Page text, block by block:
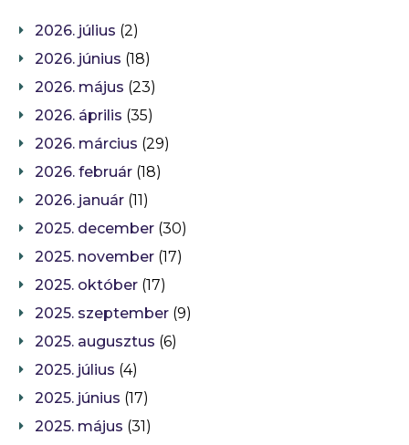
2026. július (2)
2026. június (18)
2026. május (23)
2026. április (35)
2026. március (29)
2026. február (18)
2026. január (11)
2025. december (30)
2025. november (17)
2025. október (17)
2025. szeptember (9)
2025. augusztus (6)
2025. július (4)
2025. június (17)
2025. május (31)